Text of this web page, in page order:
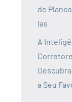
de
las
A
a Seu